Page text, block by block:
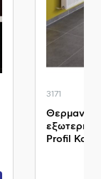
3171
Profil